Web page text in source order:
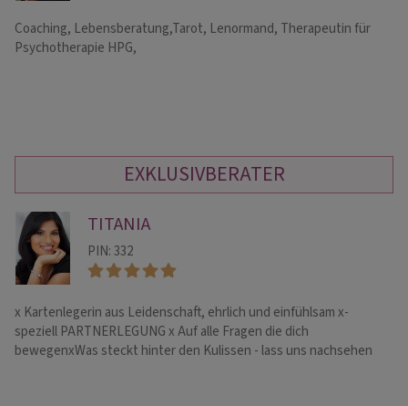
Coaching, Lebensberatung,Tarot, Lenormand, Therapeutin für
Psychotherapie HPG,
EXKLUSIVBERATER
TITANIA
PIN: 332
x️ Kartenlegerin aus Leidenschaft, ehrlich und einfühlsam x-
speziell PARTNERLEGUNG x Auf alle Fragen die dich
bewegenxWas steckt hinter den Kulissen - lass uns nachsehen